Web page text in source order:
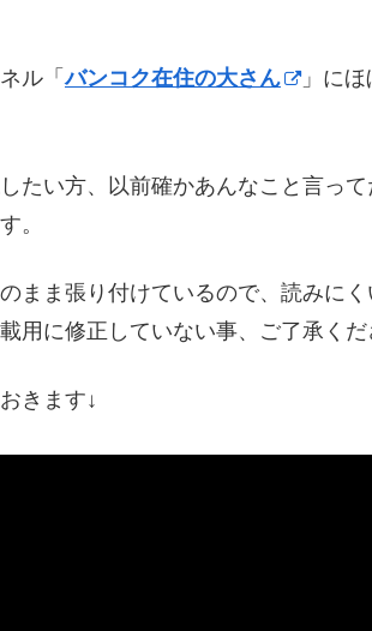
ル「バンコク在住の大さん 」にほ
たい方、以前確かあんなこと言っ
。
まま張り付けているので、読みに
用に修正していない事、ご了承くだ
きます↓